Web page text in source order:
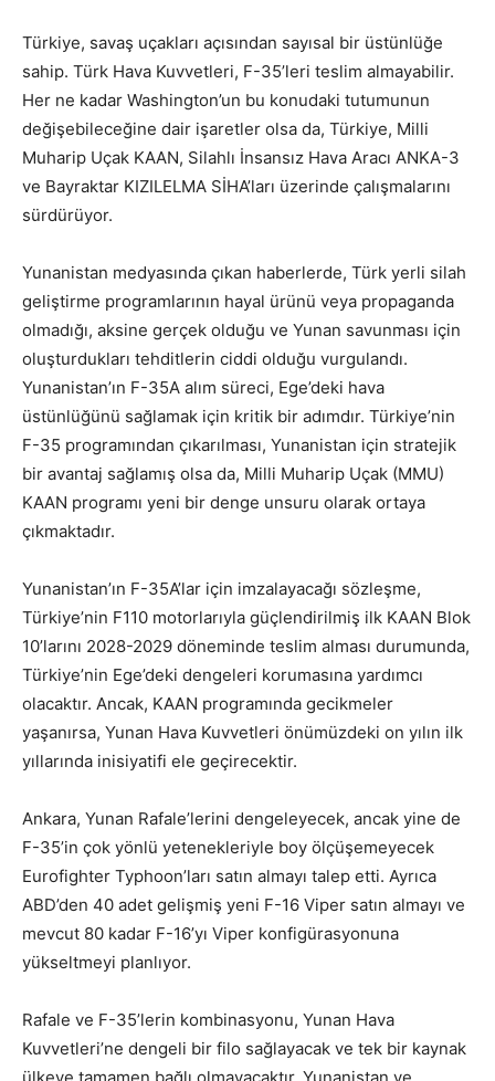
Türkiye, savaş uçakları açısından sayısal bir üstünlüğe
sahip. Türk Hava Kuvvetleri, F-35’leri teslim almayabilir.
Her ne kadar Washington’un bu konudaki tutumunun
değişebileceğine dair işaretler olsa da, Türkiye, Milli
Muharip Uçak KAAN, Silahlı İnsansız Hava Aracı ANKA-3
ve Bayraktar KIZILELMA SİHA’ları üzerinde çalışmalarını
sürdürüyor.
Yunanistan medyasında çıkan haberlerde, Türk yerli silah
geliştirme programlarının hayal ürünü veya propaganda
olmadığı, aksine gerçek olduğu ve Yunan savunması için
oluşturdukları tehditlerin ciddi olduğu vurgulandı.
Yunanistan’ın F-35A alım süreci, Ege’deki hava
üstünlüğünü sağlamak için kritik bir adımdır. Türkiye’nin
F-35 programından çıkarılması, Yunanistan için stratejik
bir avantaj sağlamış olsa da, Milli Muharip Uçak (MMU)
KAAN programı yeni bir denge unsuru olarak ortaya
çıkmaktadır.
Yunanistan’ın F-35A’lar için imzalayacağı sözleşme,
Türkiye’nin F110 motorlarıyla güçlendirilmiş ilk KAAN Blok
10’larını 2028-2029 döneminde teslim alması durumunda,
Türkiye’nin Ege’deki dengeleri korumasına yardımcı
olacaktır. Ancak, KAAN programında gecikmeler
yaşanırsa, Yunan Hava Kuvvetleri önümüzdeki on yılın ilk
yıllarında inisiyatifi ele geçirecektir.
Ankara, Yunan Rafale’lerini dengeleyecek, ancak yine de
F-35’in çok yönlü yetenekleriyle boy ölçüşemeyecek
Eurofighter Typhoon’ları satın almayı talep etti. Ayrıca
ABD’den 40 adet gelişmiş yeni F-16 Viper satın almayı ve
mevcut 80 kadar F-16’yı Viper konfigürasyonuna
yükseltmeyi planlıyor.
Rafale ve F-35’lerin kombinasyonu, Yunan Hava
Kuvvetleri’ne dengeli bir filo sağlayacak ve tek bir kaynak